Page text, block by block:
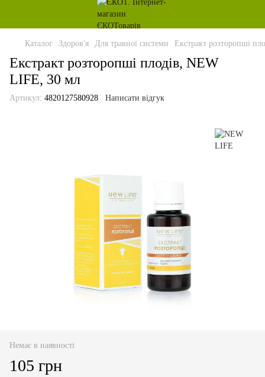
Каталог Здоров'я Для травної системи Екстракт розторопші
Екстракт розторопші плодів, NEW
LIFE, 30 мл
Артикул: 4820127580928 Написати відгук
Немає в наявності
105 грн